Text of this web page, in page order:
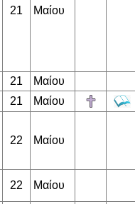
21 Μαίου
21
Μαίου
21
Μαίου
22 Μαίου
22 Μαίου